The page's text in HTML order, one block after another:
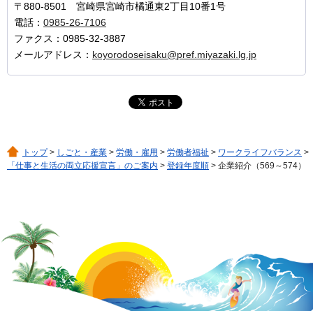
〒880-8501 宮崎県宮崎市橘通東2丁目10番1号
電話： 0985-26-7106
ファクス：0985-32-3887
メールアドレス： koyorodoseisaku@pref.miyazaki.lg.jp
トップ> しごと・産業 > 労働・雇用 > 労働者福祉 > ワークライフバランス >
「仕事と生活の両立応援宣言」のご案内 > 登録年度順 > 企業紹介（569～574）